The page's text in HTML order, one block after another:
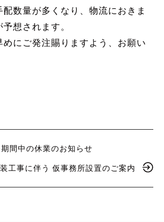
量が多くなり、物流におきま
想されます。
ご発注賜りますよう、お願い
間中の休業のお知らせ
工事に伴う 仮事務所設置のご案内